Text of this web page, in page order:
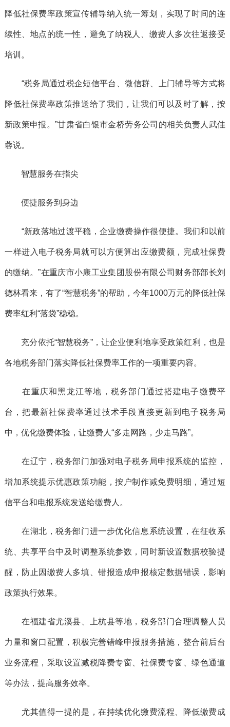
降低社保费率政策宣传辅导纳入统一筹划，实现了时间的连
续性、地点的统一性，避免了纳税人、缴费人多次往返接受
培训。
“税务局通过税企短信平台、微信群、上门辅导等方式将
降低社保费率政策推送给了我们，让我们可以及时了解，按
新政策申报。”甘肃省白银市金桥劳务公司的相关负责人武佳
蓉说。
智慧服务在指尖
便捷服务到身边
“新政落地过渡平稳，企业缴费操作很便捷。我们和以前
一样进入电子税务局就可以方便算出应缴费额，完成社保费
的缴纳。”在重庆市小康工业集团股份有限公司财务部部长刘
德林看来，有了“智慧税务”的帮助，今年1000万元的降低社保
费率红利“落袋”稳稳。
充分依托“智慧税务”，让企业便利地享受政策红利，也是
各地税务部门落实降低社保费率工作的一项重要内容。
在重庆和黑龙江等地，税务部门通过搭建电子缴费平
台，把最新社保费率通过技术手段直接更新到电子税务局
中，优化缴费体验，让缴费人“多走网路，少走马路”。
在辽宁，税务部门加强对电子税务局申报系统的监控，
增加系统提示优惠政策功能，按户制作减免费明细，通过短
信平台和电报系统发送给缴费人。
在湖北，税务部门进一步优化信息系统设置，在征收系
统、共享平台中及时调整系统参数，同时新设置数据校验提
醒，防止因缴费人多填、错报造成申报核定数据错误，影响
政策执行效果。
在福建省尤溪县、上杭县等地，税务部门合理调整人员
力量和窗口配置，积极完善错峰申报服务措施，整合前后台
业务流程，采取设置减税降费专窗、社保费专窗、绿色通道
等办法，提高服务效率。
尤其值得一提的是，在持续优化缴费流程、降低缴费成